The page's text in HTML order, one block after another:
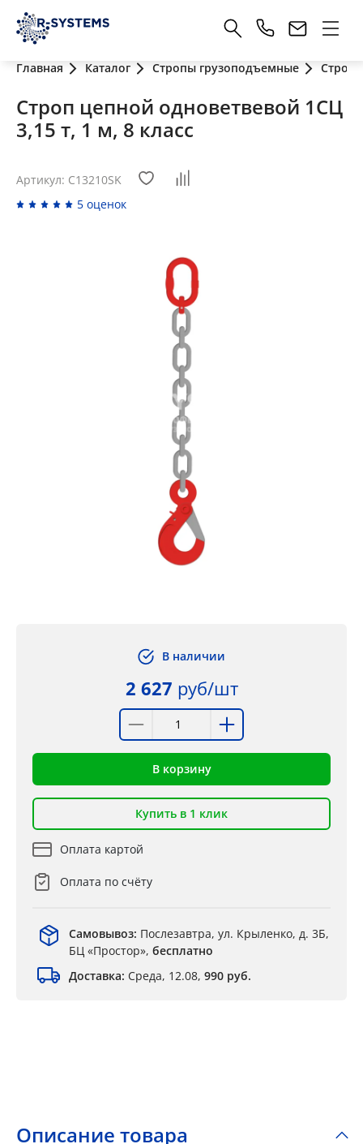
Главная Каталог Стропы грузоподъемные
Строп цепной одноветвевой 1СЦ
3,15 т, 1 м, 8 класс
Артикул: C13210SK
5 оценок
В наличии
2 627 руб/шт
В корзину
Купить в 1 клик
Оплата картой
Оплата по счёту
Самовывоз: Послезавтра, ул. Крыленко, д. 3Б,
БЦ «Простор», бесплатно
Доставка: Среда, 12.08, 990 руб.
Описание товара